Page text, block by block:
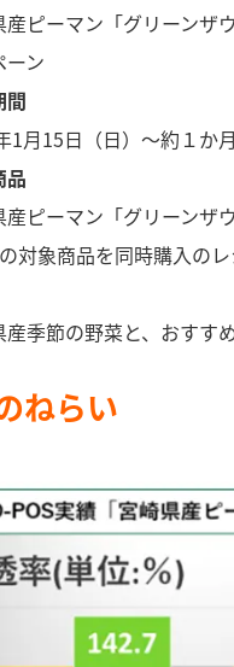
産ピーマン「グリーンザ
ーン
間
1月15日（日）～約１か
品
産ピーマン「グリーンザ
対象商品を同時購入の
産季節の野菜と、おすす
ねらい